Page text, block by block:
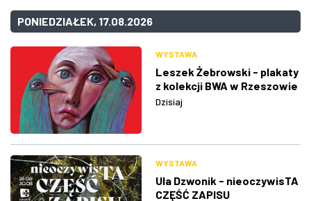
PONIEDZIAŁEK, 17.08.2026
WYSTAWA
Leszek Żebrowski - plakaty
z kolekcji BWA w Rzeszowie
Dzisiaj
WYSTAWA
Ula Dzwonik - nieoczywisTA
CZĘŚĆ ZAPISU